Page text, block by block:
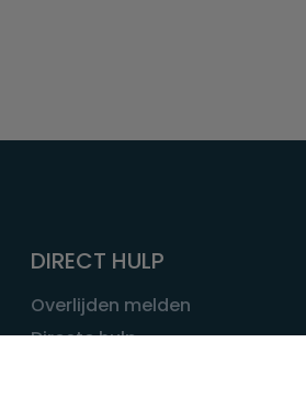
DIRECT HULP
Overlijden melden
Directe hulp